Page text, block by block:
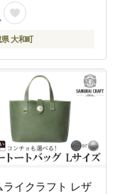
ョン 小物
Craft【株式会
Field】ta282-
県 大和町
ライクラフト レザ